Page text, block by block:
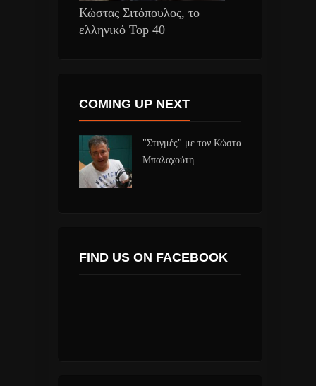
Κώστας Σιτόπουλος, το
ελληνικό Top 40
COMING UP NEXT
"Στιγμές" με τον Κώστα
Μπαλαχούτη
FIND US ON FACEBOOK